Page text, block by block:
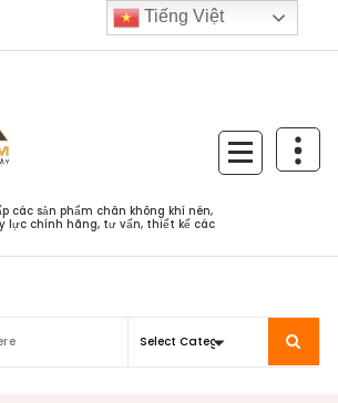
các sản phẩm chân không khí nén,
lực chính hãng, tư vấn, thiết kế các
Tiếng Việt